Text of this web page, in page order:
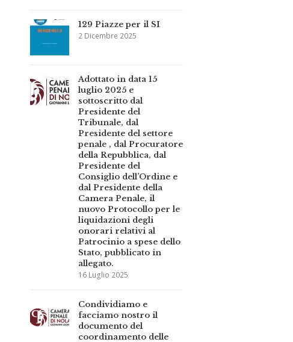
k
s
129 Piazze per il SI
2 Dicembre 2025
Adottato in data 15
luglio 2025 e
sottoscritto dal
Presidente del
Tribunale, dal
Presidente del settore
penale , dal Procuratore
della Repubblica, dal
Presidente del
Consiglio dell’Ordine e
dal Presidente della
Camera Penale, il
nuovo Protocollo per le
liquidazioni degli
onorari relativi al
Patrocinio a spese dello
Stato, pubblicato in
allegato.
16 Luglio 2025
Condividiamo e
facciamo nostro il
documento del
coordinamento delle